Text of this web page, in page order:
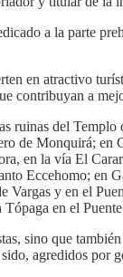
a la parte
en atractivo
contribuyan a
ruinas del
de Monquirá;
en la vía El
Eccehomo;
y en el
en el
sino que
agredidos